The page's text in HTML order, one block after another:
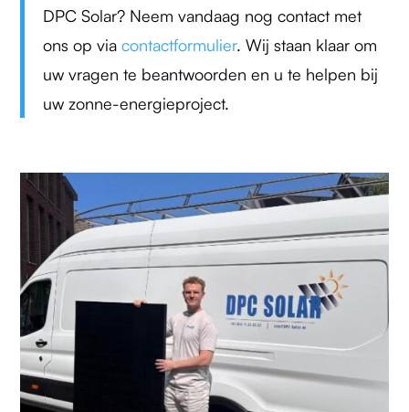
DPC Solar? Neem vandaag nog contact met
ons op viacontactformulier. Wij staan klaar om
uw vragen te beantwoorden en u te helpen bij
uw zonne-energieproject.